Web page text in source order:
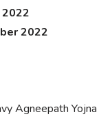
2022
Agneepath Yojna